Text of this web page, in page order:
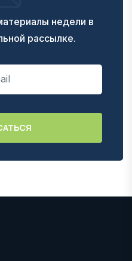
недели в
рассылке.